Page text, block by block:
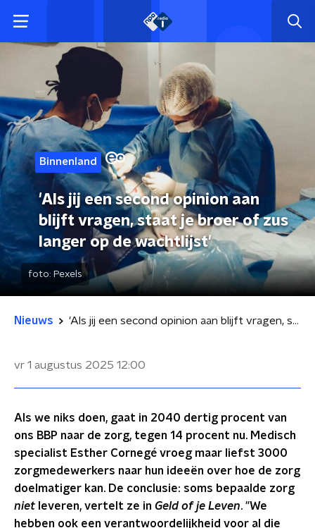
Binnenland
'Als jij een second opinion aan
blijft vragen, staat je broer of zus
langer op de wachtlijst'
foto: Pexels
Nieuws 'Als jij een second opinion aan blijft vragen, staat je broer of zus langer op de wachtlijst'
vr 1 augustus 2025 12:00
Als we niks doen, gaat in 2040 dertig procent van
ons BBP naar de zorg, tegen 14 procent nu. Medisch
specialist Esther Cornegé vroeg maar liefst 3000
zorgmedewerkers naar hun ideeën over hoe de zorg
doelmatiger kan. De conclusie: soms bepaalde zorg
niet leveren, vertelt ze in Geld of je Leven. "We
hebben ook een verantwoordelijkheid voor al die